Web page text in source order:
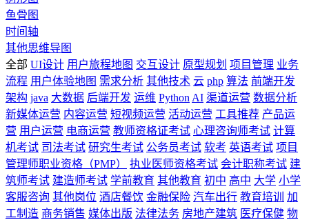
鱼骨图
时间轴
其他思维导图
全部 UI设计 用户旅程地图 交互设计 原型规划 项目管理 业务
流程 用户体验地图 需求分析 其他技术 云 php 算法 前端开发
架构 java 大数据 后端开发 运维 Python AI 渠道运营 数据分析
新媒体运营 内容运营 短视频运营 活动运营 工具推荐 产品运
营 用户运营 电商运营 教师资格证考试 心理咨询师考试 计算
机考试 司法考试 研究生考试 公务员考试 软考 英语考试 项目
管理师职业资格（PMP）
执业医师资格考试 会计职称考试 建
筑师考试 建造师考试 学前教育 其他教育 初中 高中 大学 小学
客服咨询 其他岗位 酒店餐饮 金融保险 汽车出行 教育培训
加
工制造 商务销售 媒体出版 法律法务 房地产建筑 医疗保健 物